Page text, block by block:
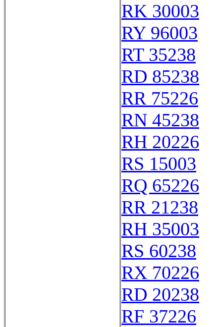
RK 30003
RY 96003
RT 35238
RD 85238
RR 75226
RN 45238
RH 20226
RS 15003
RQ 65226
RR 21238
RH 35003
RS 60238
RX 70226
RD 20238
RF 37226